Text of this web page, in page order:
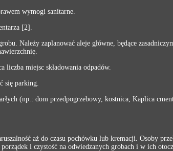
wymogi sanitarne.
[2].
Należy zaplanować aleje główne, będące
liczba miejsc składowania odpadów.
się parking.
(np.: dom przedpogrzebowy, kostnica, Kaplica
aż do czasu pochówku lub kremacji. Osoby
i czystość na odwiedzanych grobach i w ich